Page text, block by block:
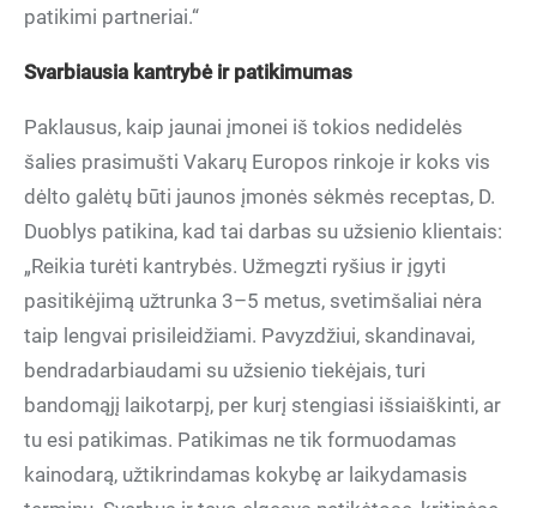
patikimi partneriai.“
Svarbiausia kantrybė ir patikimumas
Paklausus, kaip jaunai įmonei iš tokios nedidelės
šalies prasimušti Vakarų Europos rinkoje ir koks vis
dėlto galėtų būti jaunos įmonės sėkmės receptas, D.
Duoblys patikina, kad tai darbas su užsienio klientais:
„Reikia turėti kantrybės. Užmegzti ryšius ir įgyti
pasitikėjimą užtrunka 3–5 metus, svetimšaliai nėra
taip lengvai prisileidžiami. Pavyzdžiui, skandinavai,
bendradarbiaudami su užsienio tiekėjais, turi
bandomąjį laikotarpį, per kurį stengiasi išsiaiškinti, ar
tu esi patikimas. Patikimas ne tik formuodamas
kainodarą, užtikrindamas kokybę ar laikydamasis